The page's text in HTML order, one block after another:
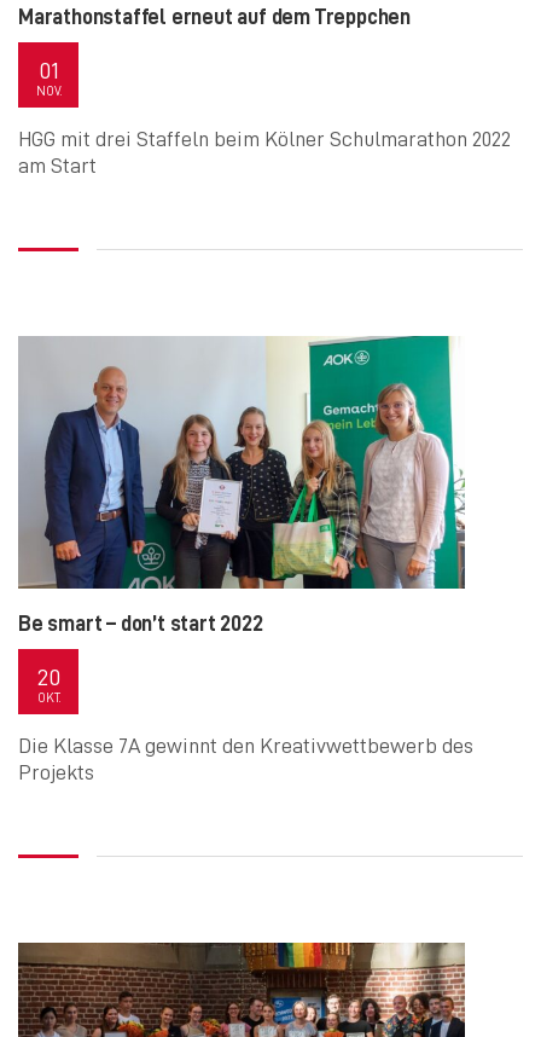
Marathonstaffel erneut auf dem Treppchen
01
NOV.
HGG mit drei Staffeln beim Kölner Schulmarathon 2022
am Start
Be smart – don’t start 2022
20
OKT.
Die Klasse 7A gewinnt den Kreativwettbewerb des
Projekts